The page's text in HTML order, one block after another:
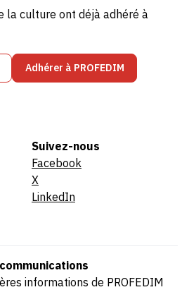
la culture ont déjà adhéré à
Adhérer à PROFEDIM
Suivez-nous
Facebook
X
LinkedIn
informations de PROFEDIM